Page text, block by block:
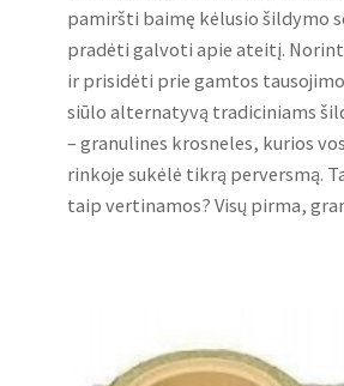
pamiršti baimę kėlusio šildymo
pradėti galvoti apie ateitį.
ir prisidėti prie gamtos
siūlo alternatyvą tradiciniams
– granulines krosneles, kurios
rinkoje sukėlė tikrą perversmą.
taip vertinamos? Visų pirma,